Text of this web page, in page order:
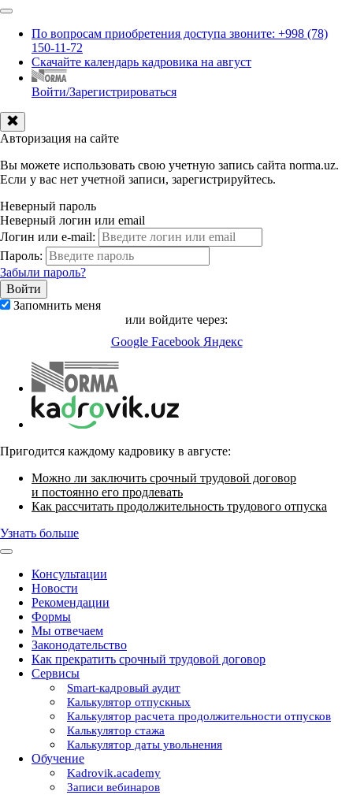
По вопросам приобретения доступа звоните: +998 (78)
150-11-72
Скачайте календарь кадровика на август
Войти/Зарегистрироваться
Авторизация на сайте
Вы можете использовать свою учетную запись сайта norma.uz.
Если у вас нет учетной записи, зарегистрируйтесь.
Неверный пароль
Неверный логин или email
Логин или e-mail:
Пароль:
Забыли пароль?
Запомнить меня
или войдите через:
Google Facebook Яндекс
Пригодится каждому кадровику в августе:
Можно ли заключить срочный трудовой договор
и постоянно его продлевать
Как рассчитать продолжительность трудового отпуска
Узнать больше
Консультации
Новости
Рекомендации
Формы
Мы отвечаем
Законодательство
Как прекратить срочный трудовой договор
Сервисы
Smart-кадровый аудит
Калькулятор отпускных
Калькулятор расчета продолжительности отпусков
Калькулятор стажа
Калькулятор даты увольнения
Обучение
Kadrovik.academy
Записи вебинаров